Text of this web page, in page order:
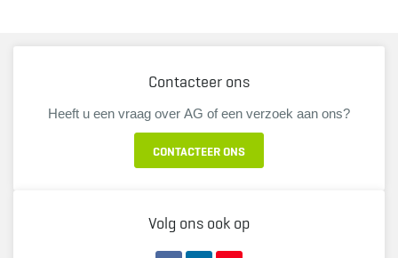
Contacteer ons
Heeft u een vraag over AG of een verzoek aan ons?
CONTACTEER ONS
Volg ons ook op